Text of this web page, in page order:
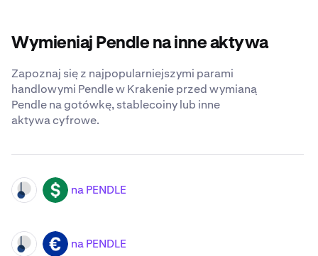
Wymieniaj Pendle na inne aktywa
Zapoznaj się z najpopularniejszymi parami
handlowymi Pendle w Krakenie przed wymianą
Pendle na gotówkę, stablecoiny lub inne
aktywa cyfrowe.
PENDLE USD na PENDLE
PENDLE EUR na PENDLE